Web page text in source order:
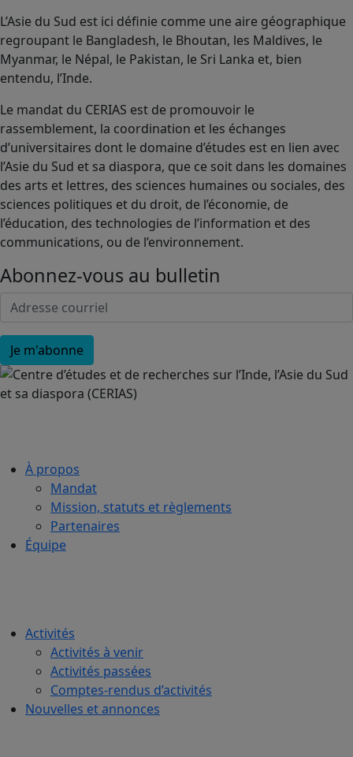
L’Asie du Sud est ici définie comme une aire géographique
regroupant le Bangladesh, le Bhoutan, les Maldives, le
Myanmar, le Népal, le Pakistan, le Sri Lanka et, bien
entendu, l’Inde.
Le mandat du CERIAS est de promouvoir le
rassemblement, la coordination et les échanges
d’universitaires dont le domaine d’études est en lien avec
l’Asie du Sud et sa diaspora, que ce soit dans les domaines
des arts et lettres, des sciences humaines ou sociales, des
sciences politiques et du droit, de l’économie, de
l’éducation, des technologies de l’information et des
communications, ou de l’environnement.
Abonnez-vous au bulletin
À propos
Mandat
Mission, statuts et règlements
Partenaires
Équipe
Activités
Activités à venir
Activités passées
Comptes-rendus d’activités
Nouvelles et annonces